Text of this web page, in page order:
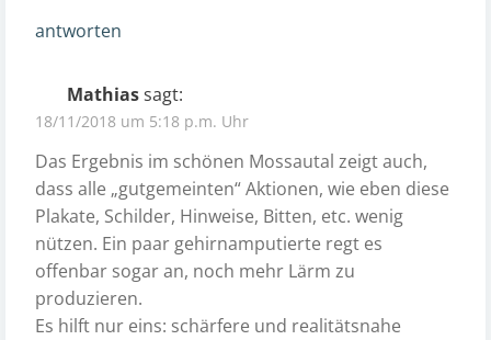
antworten
Mathiassagt:
18/11/2018 um 5:18 p.m. Uhr
Das Ergebnis im schönen Mossautal zeigt auch,
dass alle „gutgemeinten“ Aktionen, wie eben diese
Plakate, Schilder, Hinweise, Bitten, etc. wenig
nützen. Ein paar gehirnamputierte regt es
offenbar sogar an, noch mehr Lärm zu
produzieren.
Es hilft nur eins: schärfere und realitätsnahe